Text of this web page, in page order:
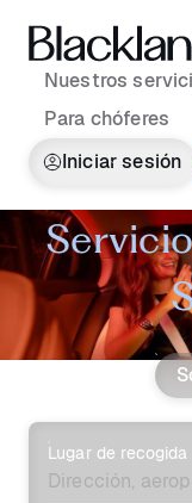
Nuestros
Para chóferes
Iniciar sesión
Lugar de recogida